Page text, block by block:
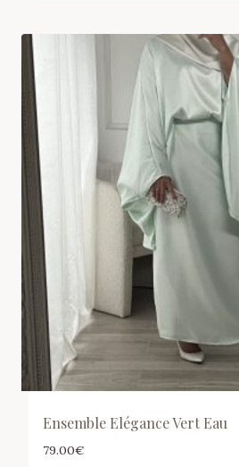
Ensemble Elégance Vert Eau
79.00€